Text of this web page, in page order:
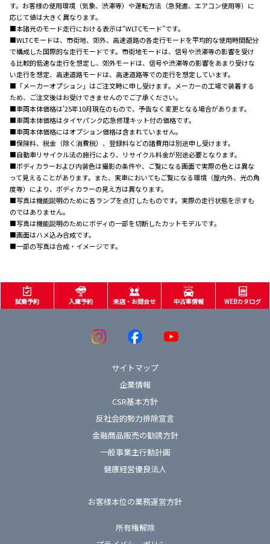
す。お客様の使用環境（気象、渋滞等）や運転方法（急発進、エアコン使用等）に
応じて値は大きく異なります。
■本諸元のモード走行における表示は“WLTCモード”です。
■WLTCモードは、市街地、郊外、高速道路の各走行モードを平均的な使用時間配分
で構成した国際的な走行モードです。市街地モードは、信号や渋滞等の影響を受け
る比較的低速な走行を想定し、郊外モードは、信号や渋滞等の影響をあまり受けな
い走行を想定、高速道路モードは、高速道路等での走行を想定しています。
■「メーカーオプション」はご注文時に申し受けます。メーカーの工場で装着する
ため、ご注文後はお受けできませんのでご了承ください。
■車両本体価格は'25年10月現在のもので、予告なく変更となる場合があります。
■車両本体価格はタイヤパンク応急修理キット付の価格です。
■車両本体価格にはオプション価格は含まれていません。
■保険料、税金（除く消費税）、登録料などの諸費用は別途申し受けます。
■自動車リサイクル法の施行により、リサイクル料金が別途必要となります。
■ボディカラーおよび内装色は撮影の条件や、ご覧になる画面で実際の色とは異な
って見えることがあります。また、実車においてもご覧になる環境（屋内外、光の角
度等）により、ボディカラーの見え方は異なります。
■写真は機能説明のために各ランプを点灯したものです。実際の走行状態を示すも
のではありません。
■写真は機能説明のためにボディの一部を切断したカットモデルです。
■画面はハメ込み合成です。
■一部の写真は合成・イメージです。
試乗予約 入庫予約 来店・お問合せ 中古車情報 WEBカタログ
サイトマップ
企業情報
CSR基本方針
反社会的勢力排除宣言
金融商品販売の勧誘方針
一般事業主行動計画
健康経営優良法人
お客様本位の業務運営方針
所有権解除